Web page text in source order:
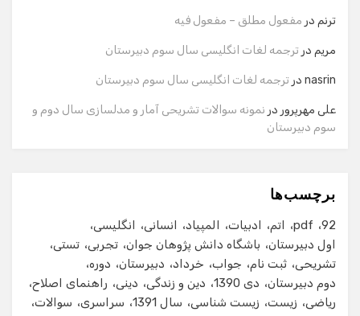
ترنم در مفعول مطلق – مفعول فیه
مریم در ترجمه لغات انگلیسی سال سوم دبیرستان
nasrin در ترجمه لغات انگلیسی سال سوم دبیرستان
علی مهرپرور در نمونه سوالات تشریحی آمار و مدلسازی سال دوم و
سوم دبیرستان
برچسب‌ها
92
pdf اتم ادبیات المپیاد انسانی
انگلیسی
اول دبیرستان
باشگاه دانش پژوهان جوان تجربی تستی
تشریحی ثبت نام جواب خرداد دبیرستان
دوره
دوم دبیرستان
دی 1390 دین و زندگی دینی
راهنمای اصلاح
ریاضی
زیست زیست شناسی سال 1391 سراسری
سوالات
ایمیل